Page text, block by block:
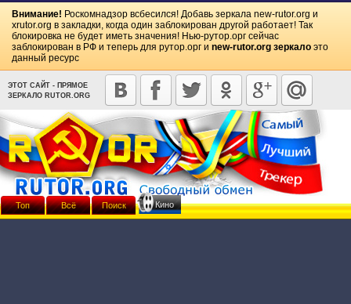
Внимание! Роскомнадзор всбесился! Добавь зеркала new-rutor.org и
xrutor.org в закладки, когда один заблокирован другой работает! Так
блокировка не будет иметь значения! Нью-рутор.орг сейчас
заблокирован в РФ и теперь для рутор.орг и new-rutor.org зеркало это
данный ресурс
ЭТОТ САЙТ - ПРЯМОЕ
ЗЕРКАЛО RUTOR.ORG